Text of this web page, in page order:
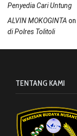
Penyedia Cari Untung
ALVIN MOKOGINTA on
di Polres Tolitoli
TENTANG KAMI